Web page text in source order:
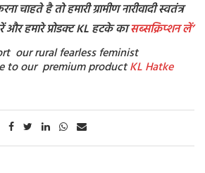
चाहते है तो हमारी ग्रामीण नारीवादी स्वतंत्र
और हमारे प्रोडक्ट KL हटके कासब्सक्रिप्शनलें’
our rural fearless feminist
to our premium productKL Hatke